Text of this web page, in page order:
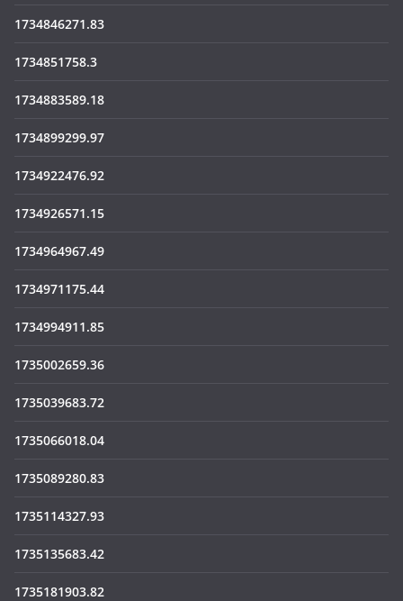
1734846271.83
1734851758.3
1734883589.18
1734899299.97
1734922476.92
1734926571.15
1734964967.49
1734971175.44
1734994911.85
1735002659.36
1735039683.72
1735066018.04
1735089280.83
1735114327.93
1735135683.42
1735181903.82